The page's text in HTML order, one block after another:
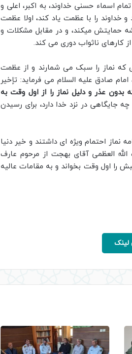
اسماء حسنی خداوند، به اکبر، اعلی و
خداوند را با عظمت یاد کند، اولا عظمت
میکند، و در مقابل مشکلات و
کارهای ناثواب دوری می کند.
گزارانی که نماز را سبک می شمارند و از عظمت
صادق علیه السلام می فرماید: تإخیر
عذر و دلیل نماز را از اول وقت به
جایگاهی در نزد خدا دارد، برای رسیدن
نماز احتمام ویژه ای داشتند و خیر دنیا
الله العظمی آقای بهجت از مرحوم عارف
را اول وقت بخواند و به مقامات عالیه
لینک